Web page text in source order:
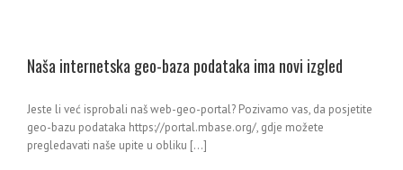
Naša internetska geo-baza podataka ima novi izgled
Jeste li već isprobali naš web-geo-portal? Pozivamo vas, da posjetite
geo-bazu podataka https://portal.mbase.org/, gdje možete
pregledavati naše upite u obliku [...]